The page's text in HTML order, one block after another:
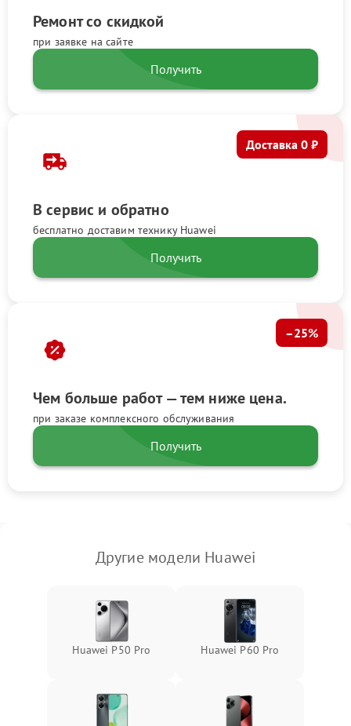
Ремонт со скидкой
при заявке на сайте
Получить
В сервис и обратно
бесплатно доставим технику Huawei
Доставка 0 ₽
Получить
Чем больше работ — тем ниже цена.
при заказе комплексного обслуживания
–25%
Получить
Другие модели Huawei
Huawei P50 Pro Huawei P60 Pro